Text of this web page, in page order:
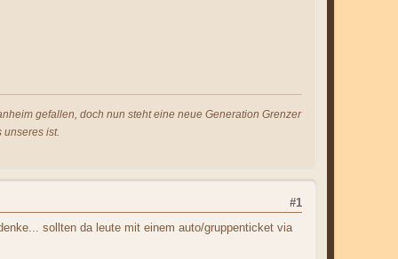
gefallen, doch nun steht eine neue Generation Grenzer
ist.
#1
sollten da leute mit einem auto/gruppenticket via